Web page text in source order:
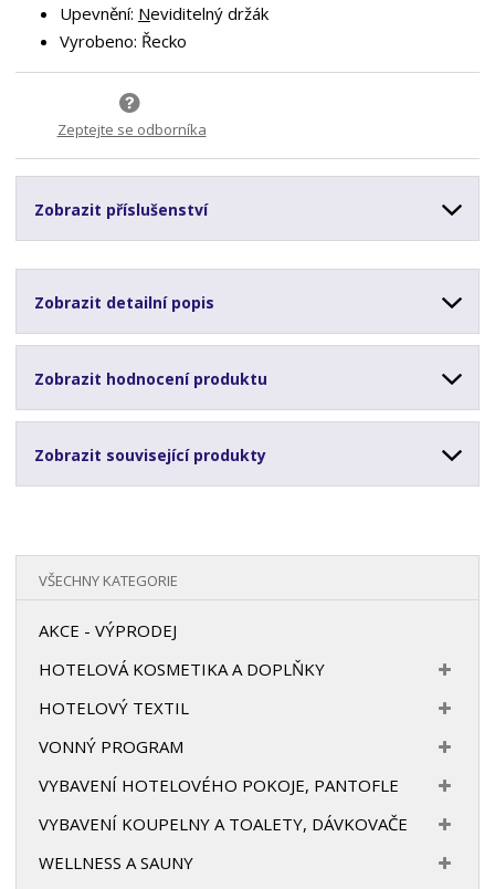
Upevnění: Neviditelný držák
Vyrobeno: Řecko
Zeptejte se odborníka
Zobrazit příslušenství
Zobrazit detailní popis
Zobrazit hodnocení produktu
Zobrazit související produkty
VŠECHNY KATEGORIE
AKCE - VÝPRODEJ
HOTELOVÁ KOSMETIKA A DOPLŇKY
HOTELOVÝ TEXTIL
VONNÝ PROGRAM
VYBAVENÍ HOTELOVÉHO POKOJE, PANTOFLE
VYBAVENÍ KOUPELNY A TOALETY, DÁVKOVAČE
WELLNESS A SAUNY